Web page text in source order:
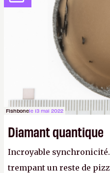
de l’identification
http://cpc.cx/AH432N1
Fishbonele 13 mai 2022
Diamant quantique
Incroyable
trempant un reste de